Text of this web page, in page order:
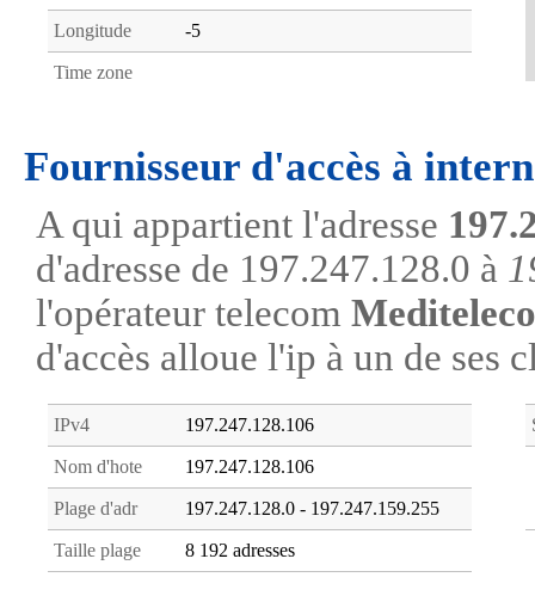
Longitude -5
Time zone
Fournisseur d'accès à
A qui appartient l'adresse
d'adresse de 197.247.128.0 à
l'opérateur telecom
d'accès alloue l'ip à un de ses
IPv4 197.247.128.106
Nom d'hote 197.247.128.106
Plage d'adr 197.247.128.0 - 197.247.159.255
Taille plage 8 192 adresses